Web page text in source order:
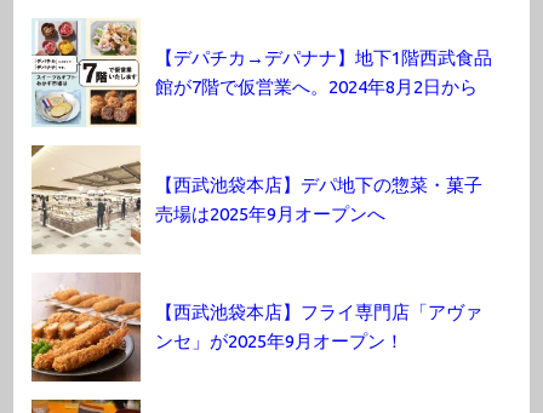
【デパチカ→デパナナ】地下1階西武食品
館が7階で仮営業へ。2024年8月2日から
【西武池袋本店】デパ地下の惣菜・菓子
売場は2025年9月オープンへ
【西武池袋本店】フライ専門店「アヴァ
ンセ」が2025年9月オープン！